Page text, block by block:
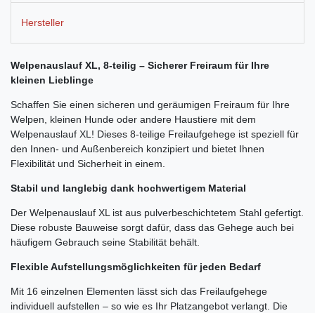
Hersteller
Welpenauslauf XL, 8-teilig – Sicherer Freiraum für Ihre
kleinen Lieblinge
Schaffen Sie einen sicheren und geräumigen Freiraum für Ihre
Welpen, kleinen Hunde oder andere Haustiere mit dem
Welpenauslauf XL! Dieses 8-teilige Freilaufgehege ist speziell für
den Innen- und Außenbereich konzipiert und bietet Ihnen
Flexibilität und Sicherheit in einem.
Stabil und langlebig dank hochwertigem Material
Der Welpenauslauf XL ist aus pulverbeschichtetem Stahl gefertigt.
Diese robuste Bauweise sorgt dafür, dass das Gehege auch bei
häufigem Gebrauch seine Stabilität behält.
Flexible Aufstellungsmöglichkeiten für jeden Bedarf
Mit 16 einzelnen Elementen lässt sich das Freilaufgehege
individuell aufstellen – so wie es Ihr Platzangebot verlangt. Die